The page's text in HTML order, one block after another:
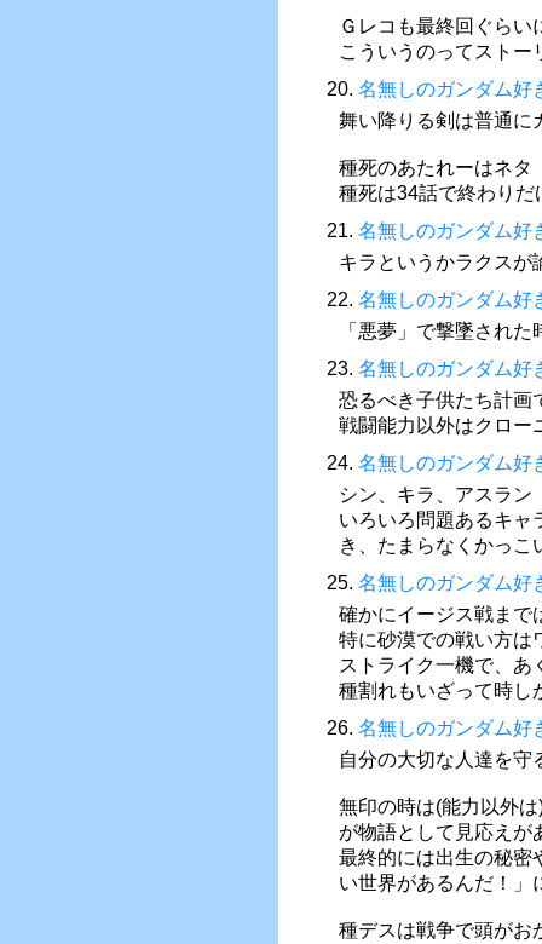
Ｇレコも最終回ぐら
こういうのってストー
20. 名無しのガンダム好
舞い降りる剣は普通に
種死のあたれーはネタ
種死は34話で終わりだ
21. 名無しのガンダム好
キラというかラクスが
22. 名無しのガンダム好
「悪夢」で撃墜され
23. 名無しのガンダム好
恐るべき子供たち計画
戦闘能力以外はクロー
24. 名無しのガンダム好
シン、キラ、アスラン
いろいろ問題あるキャ
き、たまらなくかっこ
25. 名無しのガンダム好
確かにイージス戦まで
特に砂漠での戦い方は
ストライク一機で、あ
種割れもいざって時し
26. 名無しのガンダム好
自分の大切な人達を守
無印の時は(能力以外
が物語として見応えが
最終的には出生の秘密
い世界があるんだ！」
種デスは戦争で頭がお